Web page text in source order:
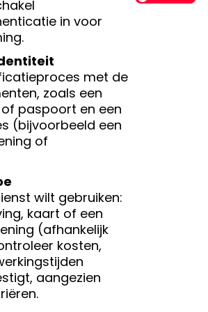
in voor
met de
zoals een
paspoort en een
(bijvoorbeeld een
of
wilt gebruiken:
kaart of een
(afhankelijk
kosten,
aangezien